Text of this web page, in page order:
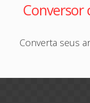
Conversor
Converta seus